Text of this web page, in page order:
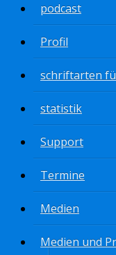
podcast
Profil
schriftarten
statistik
Support
Termine
Medien
Medien und